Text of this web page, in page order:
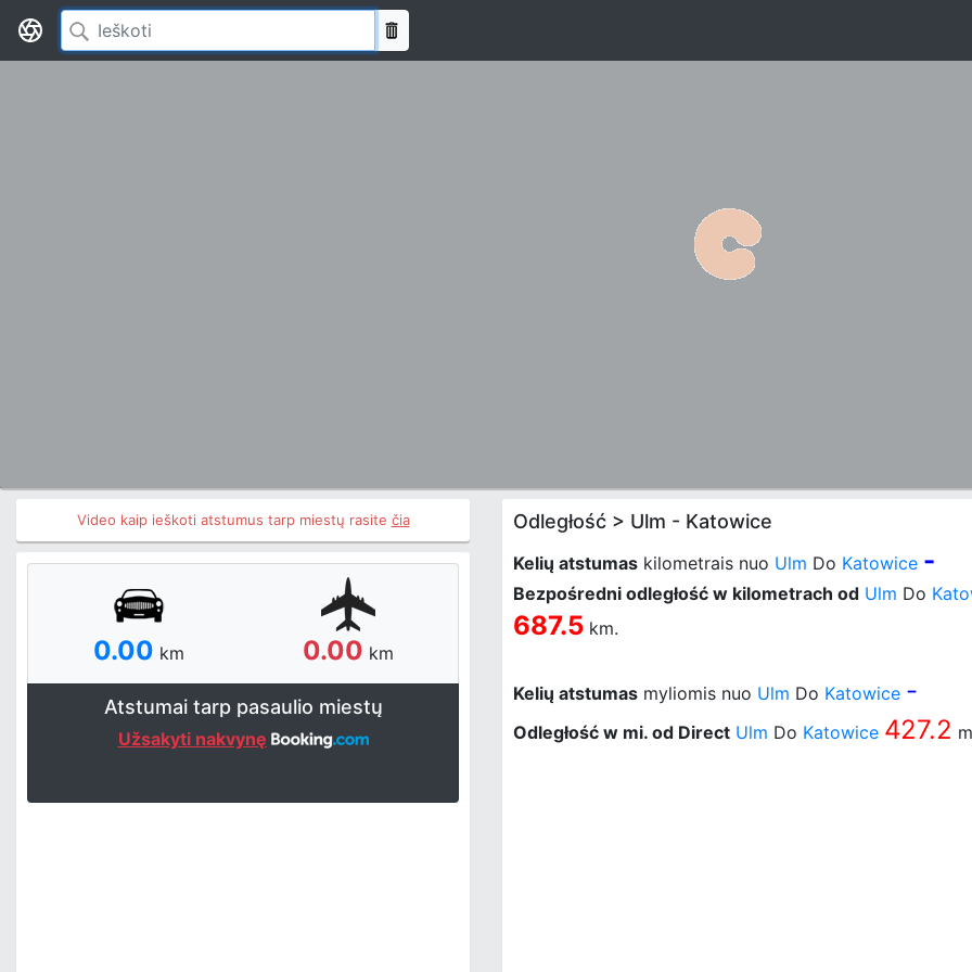
Video kaip ieškoti atstumus tarp miestų rasite čia
0.00 km 0.00 km
Atstumai tarp pasaulio miestų
Užsakyti nakvynę
Odległość > Ulm - Katowice
Kelių atstumas kilometrais nuo Ulm Do Katowice -
Bezpośredni odległość w kilometrach od Ulm Do
687.5 km.
Kelių atstumas myliomis nuo Ulm Do Katowice -
Odległość w mi. od Direct Ulm Do Katowice 427.2